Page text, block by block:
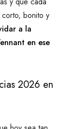
corto, bonito y
a la
en ese
2026 en